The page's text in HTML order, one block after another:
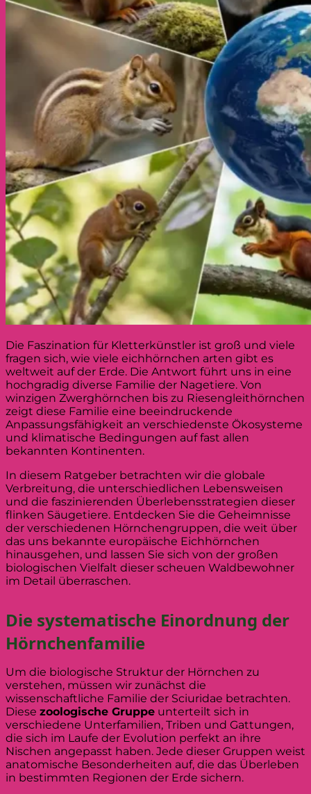
Die Faszination für Kletterkünstler ist groß und viele
fragen sich, wie viele eichhörnchen arten gibt es
weltweit auf der Erde. Die Antwort führt uns in eine
hochgradig diverse Familie der Nagetiere. Von
winzigen Zwerghörnchen bis zu Riesengleithörnchen
zeigt diese Familie eine beeindruckende
Anpassungsfähigkeit an verschiedenste Ökosysteme
und klimatische Bedingungen auf fast allen
bekannten Kontinenten.
In diesem Ratgeber betrachten wir die globale
Verbreitung, die unterschiedlichen Lebensweisen
und die faszinierenden Überlebensstrategien dieser
flinken Säugetiere. Entdecken Sie die Geheimnisse
der verschiedenen Hörnchengruppen, die weit über
das uns bekannte europäische Eichhörnchen
hinausgehen, und lassen Sie sich von der großen
biologischen Vielfalt dieser scheuen Waldbewohner
im Detail überraschen.
Die systematische Einordnung der
Hörnchenfamilie
Um die biologische Struktur der Hörnchen zu
verstehen, müssen wir zunächst die
wissenschaftliche Familie der Sciuridae betrachten.
Diese zoologische Gruppe unterteilt sich in
verschiedene Unterfamilien, Triben und Gattungen,
die sich im Laufe der Evolution perfekt an ihre
Nischen angepasst haben. Jede dieser Gruppen weist
anatomische Besonderheiten auf, die das Überleben
in bestimmten Regionen der Erde sichern.